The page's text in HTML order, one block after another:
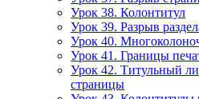
Урок 38. Колонтитул
Урок 39. Разрыв
Урок 40.
Урок 41. Границы
Урок 42. Титульный
страницы